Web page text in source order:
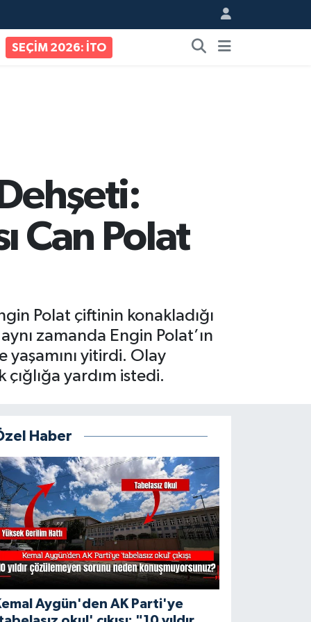
SEÇİM 2026: İTO
Can Polat
Polat çiftinin konakladığı
zamanda Engin Polat’ın
yaşamını yitirdi. Olay
yardım istedi.
Haber
Aygün'den AK Parti'ye